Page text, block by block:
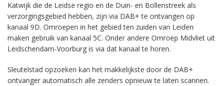
Katwijk die de Leidse regio en de Duin- en Bollenstreek als
verzorgingsgebied hebben, zijn via DAB+ te ontvangen op
kanaal 9D. Omroepen in het gebied ten zuiden van Leiden
maken gebruik van kanaal 5C. Onder andere Omroep Midvliet uit
Leidschendam-Voorburg is via dat kanaal te horen.
Sleutelstad opzoeken kan het makkelijkste door de DAB+
ontvanger automatisch alle zenders opnieuw te laten scannen.